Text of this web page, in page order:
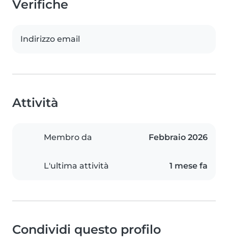
Verifiche
Indirizzo email
Attività
Membro da Febbraio 2026
L'ultima attività 1 mese fa
Condividi questo profilo